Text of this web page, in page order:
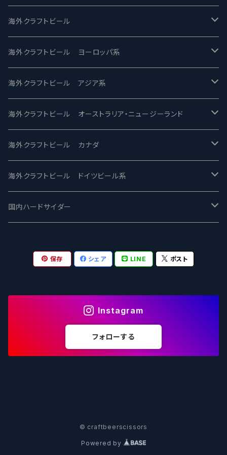
UCHU BREWING -うちゅうブルーイング
バテレ -VERTERE
2nd Story Ale Works -セカンドストーリー
ビアへるん - Beer Hearn
忽布古丹醸造 - HOP KOTAN
ワイマーケットブルーイング Y.Market Brewing
志賀高原ビール - SIGAKOGEN
箕面ビール - MINOH BEER
サンクトガーレン - Sankt Gallen
ウェストコーストブルーイング -WCB
Tokyo AleWorks -トウキョウエールワークス
海外クラフトビール
Modern Times モダンタイムズ
Maui マウイ
Toppling Goliath トップリンゴライアス
Fair State フェアステイト
Lagunitas ラグニタス
FirestoneWalker ファイアストーン
Mikkeller ミッケラー
Hop Nation ホップネーション
Brewski ブリュースキー
SierraNevada -シエラネバダ
海外クラフトビール ヨーロッパ系
UnBarred -アンバード
SAIREN /サイレン
ワイルドチャイルド - Wilde Child
BrewDog Brewery - ブリュードッグ
The Flying Inn / ザ フライイング イン
Lambiek Fabriek - ファブリーク
Marble / マーブル
Buxton - バクストン
海外クラフトビール アジア系
gweilo-鬼佬 グウァイロ
Heart Of Darkness - ハートオブダークネス
Carbon brews -カーボン
TAIHU - タイフー
Behemoth - ベヒーモス
海外クラフトビール オーストラリア・ニュージーランド
ROCKY RIDGE - ロッキーリッジ
BODRIGGY BREWING ボッドリッジー
CO-CONSPIRATORS コ・コンスピレーターズ
Deep Creek Brewing Co.
8 Wired エイトワイアード
Isthmus イスムス
Mountain Culture マウンテンカルチャー
海外クラフトビール カナダ
Jackie O's ジャッキーオーズ
Westbrook ウェストブルック
Strathcona ストラスコナ
ODIN BREWING オディン
Electric Bicycle エレクトリックバイシクル
33 Brewing Experiment
海外クラフトビール ドイツビール系
Karmeliten カーメリテン
Früh フリュー
Plank プランク
Tucher トゥーハー
国内ハードサイダー
保存 シェア LINE ポスト
Instagram
フォローする
© craftbeerscissors
Powered by